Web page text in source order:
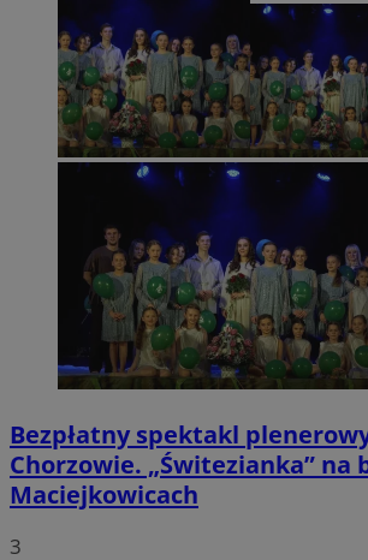
Bezpłatny spektakl
Chorzowie. „Świtezianka” na
Maciejkowicach
3